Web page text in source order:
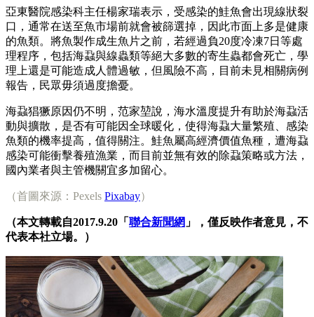
亞東醫院感染科主任楊家瑞表示，受感染的鮭魚會出現線狀裂
口，通常在送至魚市場前就會被篩選掉，因此市面上多是健康
的魚類。將魚製作成生魚片之前，若經過負20度冷凍7日等處
理程序，包括海蝨與線蟲類等絕大多數的寄生蟲都會死亡，學
理上還是可能造成人體過敏，但風險不高，目前未見相關病例
報告，民眾毋須過度擔憂。
海蝨猖獗原因仍不明，范家堃說，海水溫度提升有助於海蝨活
動與擴散，是否有可能因全球暖化，使得海蝨大量繁殖、感染
魚類的機率提高，值得關注。鮭魚屬高經濟價值魚種，遭海蝨
感染可能衝擊養殖漁業，而目前並無有效的除蝨策略或方法，
國內業者與主管機關宜多加留心。
（首圖來源：Pexels Pixabay）
（本文轉載自2017.9.20「 聯合新聞網 」，僅反映作者意見，不
代表本社立場。）